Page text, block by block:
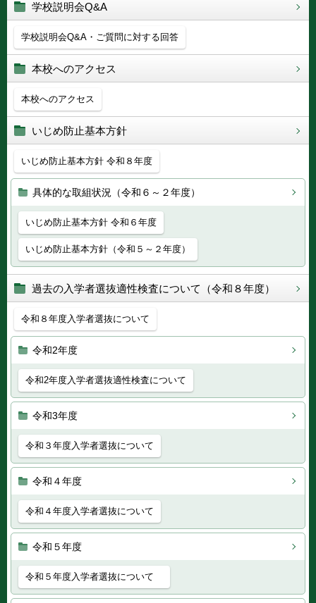
学校説明会Q&A
学校説明会Q&A・ご質問に対する回答
本校へのアクセス
本校へのアクセス
いじめ防止基本方針
いじめ防止基本方針 令和８年度
具体的な取組状況（令和６～２年度）
いじめ防止基本方針 令和６年度
いじめ防止基本方針（令和５～２年度）
過去の入学者選抜適性検査について（令和８年度）
令和８年度入学者選抜について
令和2年度
令和2年度入学者選抜適性検査について
令和3年度
令和３年度入学者選抜について
令和４年度
令和４年度入学者選抜について
令和５年度
令和５年度入学者選抜について